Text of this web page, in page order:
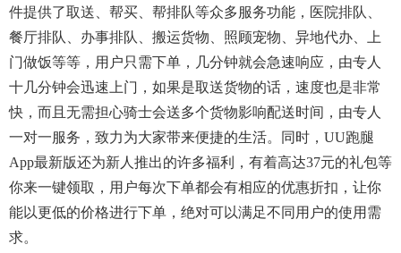
件提供了取送、帮买、帮排队等众多服务功能，医院排队、
餐厅排队、办事排队、搬运货物、照顾宠物、异地代办、上
门做饭等等，用户只需下单，几分钟就会急速响应，由专人
十几分钟会迅速上门，如果是取送货物的话，速度也是非常
快，而且无需担心骑士会送多个货物影响配送时间，由专人
一对一服务，致力为大家带来便捷的生活。同时，UU跑腿
App最新版还为新人推出的许多福利，有着高达37元的礼包等
你来一键领取，用户每次下单都会有相应的优惠折扣，让你
能以更低的价格进行下单，绝对可以满足不同用户的使用需
求。